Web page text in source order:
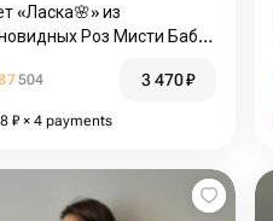
«Ласка🌸» из
Роз Мисти Баблс
504 3 470₽
₽ × 4 payments